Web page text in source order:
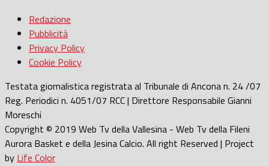
Redazione
Pubblicità
Privacy Policy
Cookie Policy
Testata giornalistica registrata al Tribunale di Ancona n. 24 /07
Reg. Periodici n. 4051/07 RCC | Direttore Responsabile Gianni
Moreschi
Copyright © 2019 Web Tv della Vallesina - Web Tv della Fileni
Aurora Basket e della Jesina Calcio. All right Reserved | Project
by Life Color